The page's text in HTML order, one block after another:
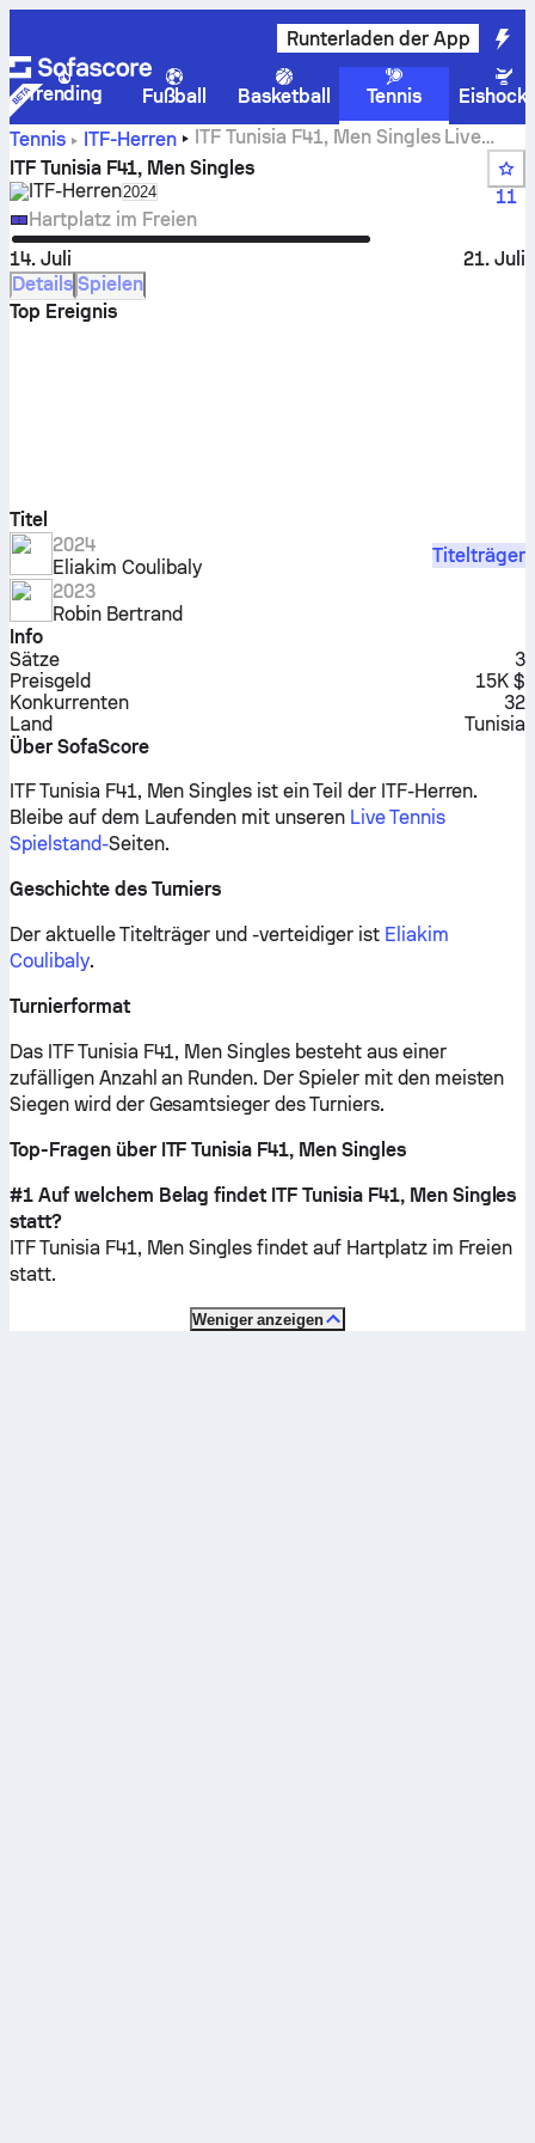
Runterladen der App
Trending Fußball Basketball Tennis
Tennis
ITF-Herren
ITF Tunisia F41, Men Singles Live
Spielstand, Ergebnisse und Spiele
ITF Tunisia F41, Men Singles
ITF-HerrenSelect season in unique tournament header
2024
11
Hartplatz im Freien
14. Juli
21. Juli
Details Spielen
Top Ereignis
Titel
2024
Eliakim Coulibaly
Titelträger
2023
Robin Bertrand
Info
Sätze
3
Preisgeld
15K $
Konkurrenten
32
Land
Tunisia
Über SofaScore
ITF Tunisia F41, Men Singles ist ein Teil der ITF-Herren.
Bleibe auf dem Laufenden mit unseren Live Tennis
Spielstand-Seiten.
Geschichte des Turniers
Der aktuelle Titelträger und -verteidiger ist Eliakim
Coulibaly.
Turnierformat
Das ITF Tunisia F41, Men Singles besteht aus einer
zufälligen Anzahl an Runden. Der Spieler mit den meisten
Siegen wird der Gesamtsieger des Turniers.
Top-Fragen über ITF Tunisia F41, Men Singles
#1 Auf welchem Belag findet ITF Tunisia F41, Men Singles
statt?
ITF Tunisia F41, Men Singles findet auf Hartplatz im Freien
statt.
Weniger anzeigen